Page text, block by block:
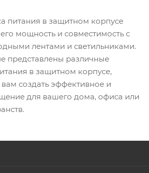
питания в защитном корпусе
мощность и совместимость с
лентами и светильниками.
представлены различные
в защитном корпусе,
создать эффективное и
для вашего дома, офиса или